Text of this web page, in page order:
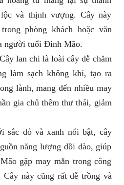
và thịnh vượng. Cây này
phòng khách hoặc văn
người tuổi Đinh Mão.
lan chi là loài cây dễ chăm
làm sạch không khí, tạo ra
lành, mang đến nhiều may
gia chủ thêm thư thái, giảm
sắc đỏ và xanh nổi bật, cây
năng lượng dồi dào, giúp
gặp may mắn trong công
Cây này cũng rất dễ trồng và